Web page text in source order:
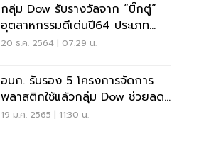
กลุ่ม Dow รับรางวัลจาก “บิ๊กตู่”
อุตสาหกรรมดีเด่นปี64 ประเภท
ศก.หมุนเวียน
20 ธ.ค. 2564 | 07:29 น.
อบก. รับรอง 5 โครงการจัดการ
พลาสติกใช้แล้วกลุ่ม Dow ช่วยลด
ก๊าซเรือนกระจก
19 ม.ค. 2565 | 11:30 น.